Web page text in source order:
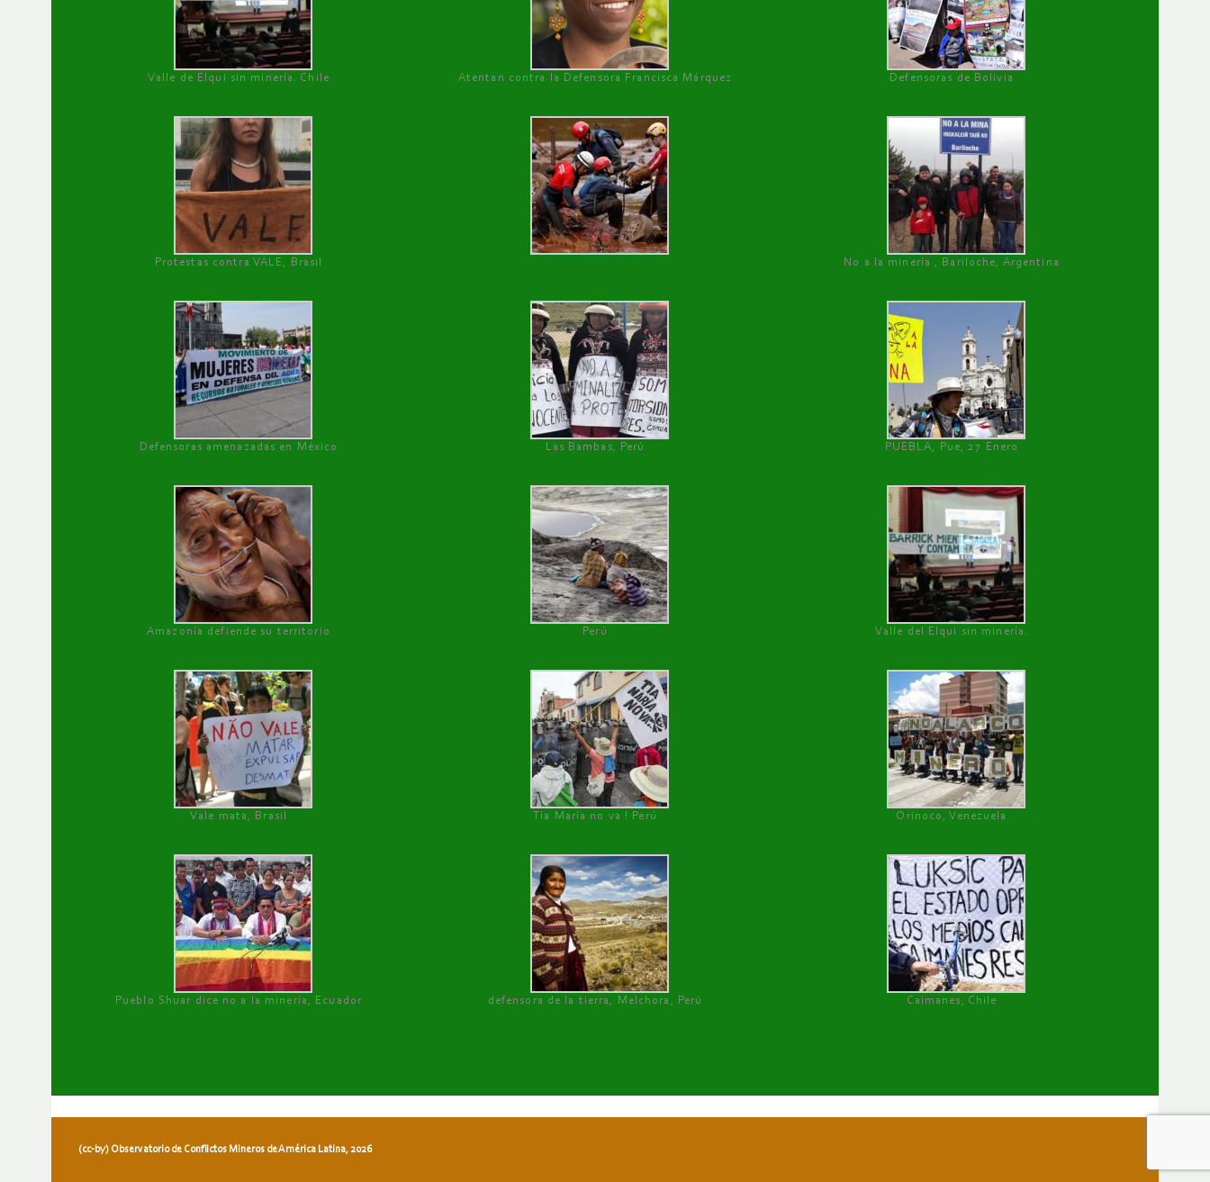
Valle de Elqui sin minería. Chile Atentan contra la Defensora Francisca Márquez Defensoras de Bolivia
Protestas contra VALE, Brasil No a la minería , Bariloche, Argentina
Defensoras amenazadas en México Las Bambas, Perú PUEBLA, Pue, 27 Enero
Amazonía defiende su territorio Perú Valle del Elqui sin minería.
Vale mata, Brasil Tía María no va ! Perú Orinoco, Venezuela
Pueblo Shuar dice no a la minería, Ecuador defensora de la tierra, Melchora, Perú Caimanes, Chile
(cc-by) Observatorio de Conflictos Mineros de América Latina, 2026